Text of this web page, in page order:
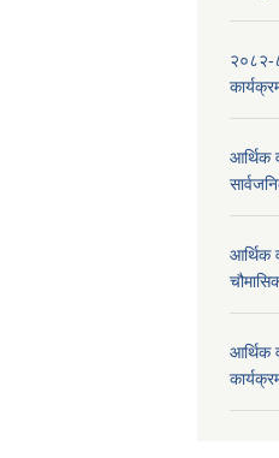
२०८२-
आर्थिक
आर्थिक
आर्थिक